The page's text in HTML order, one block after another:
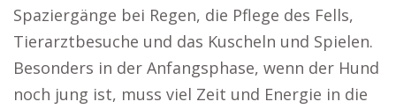
Spaziergänge bei Regen, die Pflege des Fells,
Tierarztbesuche und das Kuscheln und Spielen.
Besonders in der Anfangsphase, wenn der Hund
noch jung ist, muss viel Zeit und Energie in die